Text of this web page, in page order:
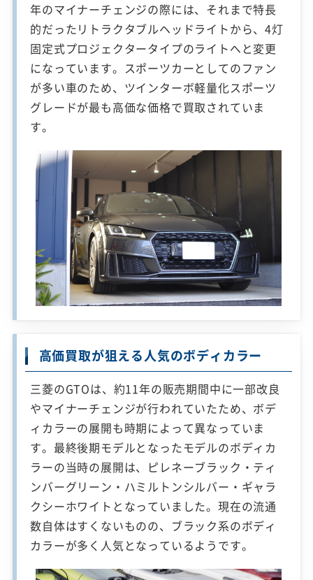
年のマイナーチェンジの際には、それまで特長
的だったリトラクタブルヘッドライトから、4灯
固定式プロジェクタータイプのライトへと変更
になっています。スポーツカーとしてのファン
が多い車のため、ツインターボ軽量化スポーツ
グレードが最も高価な価格で買取されていま
す。
高価買取が狙える人気のボディカラー
三菱のGTOは、約11年の販売期間中に一部改良
やマイナーチェンジが行われていたため、ボデ
ィカラーの展開も時期によって異なっていま
す。最終後期モデルとなったモデルのボディカ
ラーの当時の展開は、ピレネーブラック・ティ
ンバーグリーン・ハミルトンシルバー・ギャラ
クシーホワイトとなっていました。現在の流通
数自体はすくないものの、ブラック系のボディ
カラーが多く人気となっているようです。